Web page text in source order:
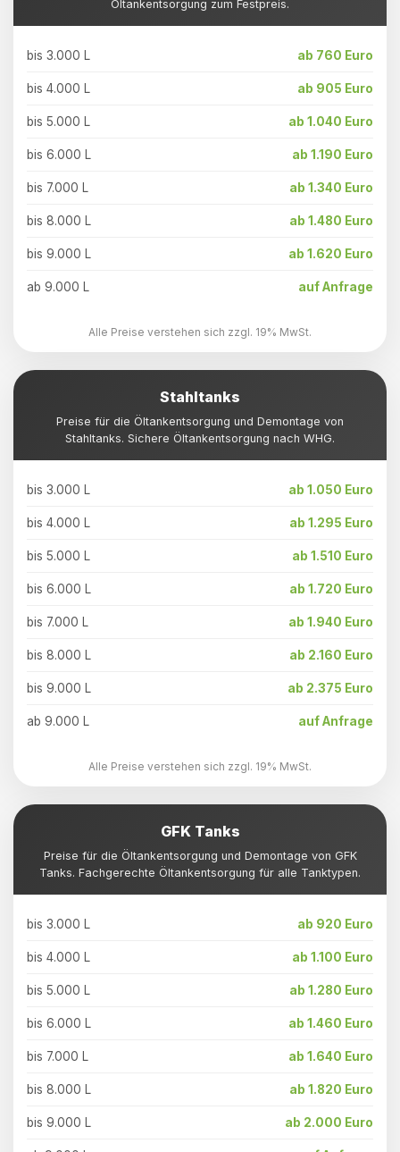
Öltankentsorgung zum Festpreis.
bis 3.000 L ab 760 Euro
bis 4.000 L ab 905 Euro
bis 5.000 L ab 1.040 Euro
bis 6.000 L ab 1.190 Euro
bis 7.000 L ab 1.340 Euro
bis 8.000 L ab 1.480 Euro
bis 9.000 L ab 1.620 Euro
ab 9.000 L auf Anfrage
Alle Preise verstehen sich zzgl. 19% MwSt.
Stahltanks
Preise für die Öltankentsorgung und Demontage von
Stahltanks. Sichere Öltankentsorgung nach WHG.
bis 3.000 L ab 1.050 Euro
bis 4.000 L ab 1.295 Euro
bis 5.000 L ab 1.510 Euro
bis 6.000 L ab 1.720 Euro
bis 7.000 L ab 1.940 Euro
bis 8.000 L ab 2.160 Euro
bis 9.000 L ab 2.375 Euro
ab 9.000 L auf Anfrage
Alle Preise verstehen sich zzgl. 19% MwSt.
GFK Tanks
Preise für die Öltankentsorgung und Demontage von GFK
Tanks. Fachgerechte Öltankentsorgung für alle Tanktypen.
bis 3.000 L ab 920 Euro
bis 4.000 L ab 1.100 Euro
bis 5.000 L ab 1.280 Euro
bis 6.000 L ab 1.460 Euro
bis 7.000 L ab 1.640 Euro
bis 8.000 L ab 1.820 Euro
bis 9.000 L ab 2.000 Euro